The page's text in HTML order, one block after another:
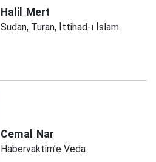
Halil Mert
Sudan, Turan, İttihad-ı İslam
Cemal Nar
Habervaktim’e Veda